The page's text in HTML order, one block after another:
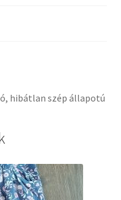
hibátlan szép állapotú